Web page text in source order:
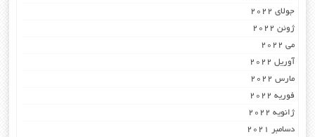
جولای 2022
ژوئن 2022
می 2022
آوریل 2022
مارس 2022
فوریه 2022
ژانویه 2022
دسامبر 2021